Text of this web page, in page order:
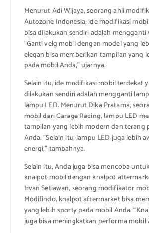
Menurut Adi Wijaya, seorang ahli
Autozone Indonesia, ide modifikasi
bisa dilakukan sendiri adalah mengganti
“Ganti velg mobil dengan model yang
elegan bisa memberikan tampilan yang
pada mobil Anda,” ujarnya.
Selain itu, ide modifikasi mobil terdekat
dilakukan sendiri adalah mengganti
lampu LED. Menurut Dika Pratama,
mobil dari Garage Racing, lampu LED
tampilan yang lebih modern dan terang
Anda. “Selain itu, lampu LED juga lebih
energi,” tambahnya.
Selain itu, Anda juga bisa mencoba
knalpot mobil dengan knalpot
Irvan Setiawan, seorang modifikator
Modifindo, knalpot aftermarket bisa
yang lebih sporty pada mobil Anda.
juga bisa meningkatkan performa mobil